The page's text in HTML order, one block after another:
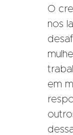
O
nos
em